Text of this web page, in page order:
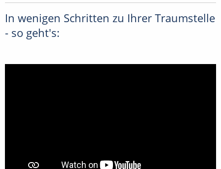
In wenigen Schritten zu Ihrer Traumstelle
- so geht's: